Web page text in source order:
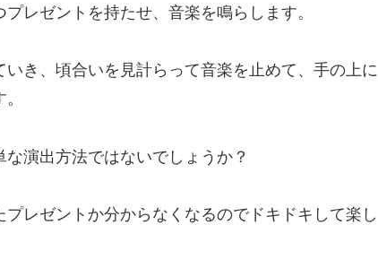
レゼントを持たせ、音楽を鳴らします。
き、頃合いを見計らって音楽を止めて、手の上に
演出方法ではないでしょうか？
レゼントか分からなくなるのでドキドキして楽し